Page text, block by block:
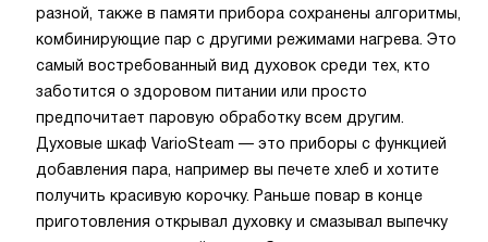
разной, также в памяти прибора сохранены алгоритмы,
комбинирующие пар с другими режимами нагрева. Это
самый востребованный вид духовок среди тех, кто
заботится о здоровом питании или просто
предпочитает паровую обработку всем другим.
Духовые шкаф VarioSteam — это приборы с функцией
добавления пара, например вы печете хлеб и хотите
получить красивую корочку. Раньше повар в конце
приготовления открывал духовку и смазывал выпечку